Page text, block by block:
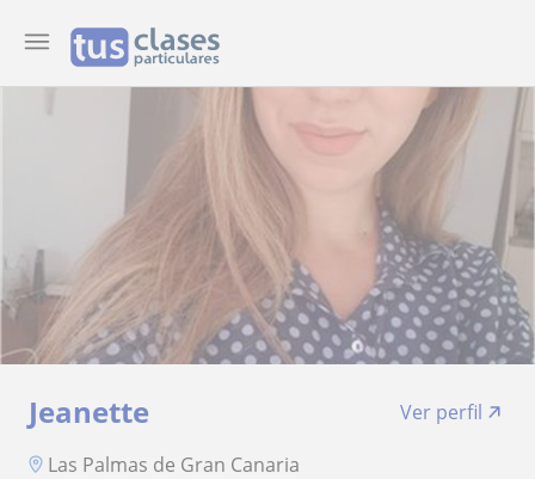
Jeanette
Ver perfil
Las Palmas de Gran Canaria